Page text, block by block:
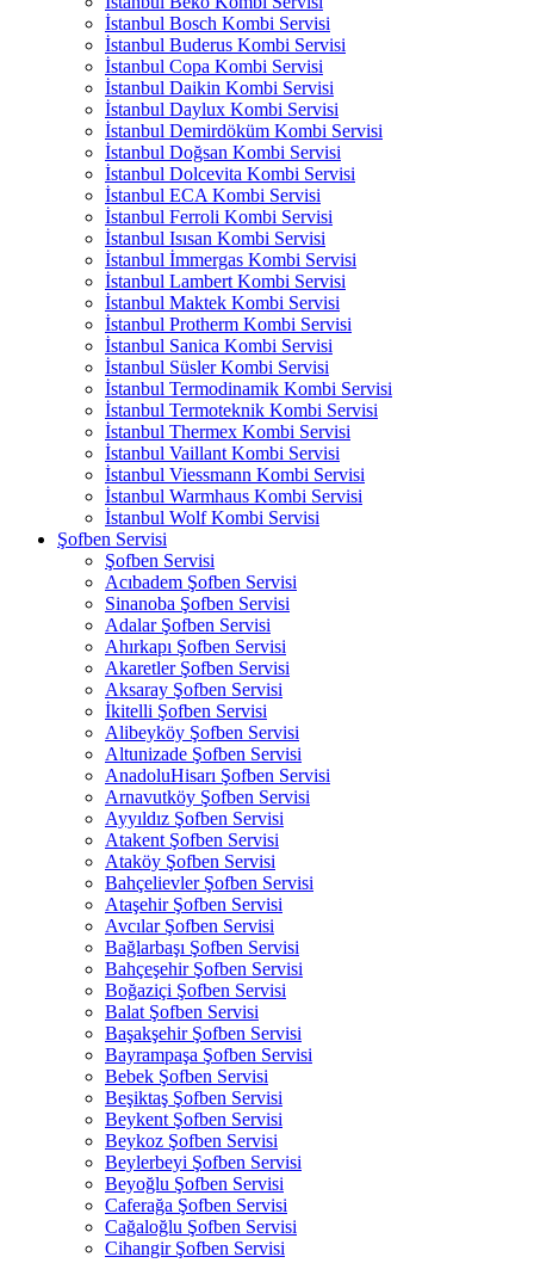
İstanbul Bosch Kombi Servisi
İstanbul Buderus Kombi Servisi
İstanbul Copa Kombi Servisi
İstanbul Daikin Kombi Servisi
İstanbul Daylux Kombi Servisi
İstanbul Demirdöküm Kombi Servisi
İstanbul Doğsan Kombi Servisi
İstanbul Dolcevita Kombi Servisi
İstanbul ECA Kombi Servisi
İstanbul Ferroli Kombi Servisi
İstanbul Isısan Kombi Servisi
İstanbul İmmergas Kombi Servisi
İstanbul Lambert Kombi Servisi
İstanbul Maktek Kombi Servisi
İstanbul Protherm Kombi Servisi
İstanbul Sanica Kombi Servisi
İstanbul Süsler Kombi Servisi
İstanbul Termodinamik Kombi Servisi
İstanbul Termoteknik Kombi Servisi
İstanbul Thermex Kombi Servisi
İstanbul Vaillant Kombi Servisi
İstanbul Viessmann Kombi Servisi
İstanbul Warmhaus Kombi Servisi
İstanbul Wolf Kombi Servisi
Şofben Servisi
Şofben Servisi
Acıbadem Şofben Servisi
Sinanoba Şofben Servisi
Adalar Şofben Servisi
Ahırkapı Şofben Servisi
Akaretler Şofben Servisi
Aksaray Şofben Servisi
İkitelli Şofben Servisi
Alibeyköy Şofben Servisi
Altunizade Şofben Servisi
AnadoluHisarı Şofben Servisi
Arnavutköy Şofben Servisi
Ayyıldız Şofben Servisi
Atakent Şofben Servisi
Ataköy Şofben Servisi
Bahçelievler Şofben Servisi
Ataşehir Şofben Servisi
Avcılar Şofben Servisi
Bağlarbaşı Şofben Servisi
Bahçeşehir Şofben Servisi
Boğaziçi Şofben Servisi
Balat Şofben Servisi
Başakşehir Şofben Servisi
Bayrampaşa Şofben Servisi
Bebek Şofben Servisi
Beşiktaş Şofben Servisi
Beykent Şofben Servisi
Beykoz Şofben Servisi
Beylerbeyi Şofben Servisi
Beyoğlu Şofben Servisi
Caferağa Şofben Servisi
Cağaloğlu Şofben Servisi
Cihangir Şofben Servisi